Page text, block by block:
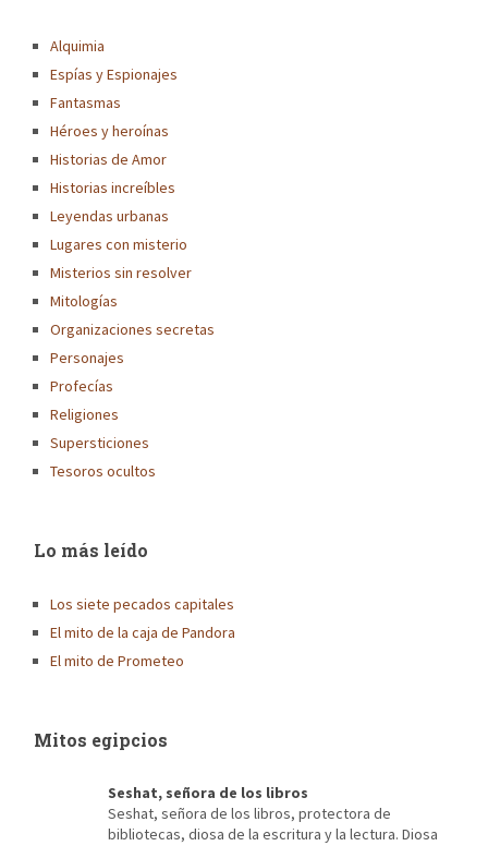
Alquimia
Espías y Espionajes
Fantasmas
Héroes y heroínas
Historias de Amor
Historias increíbles
Leyendas urbanas
Lugares con misterio
Misterios sin resolver
Mitologías
Organizaciones secretas
Personajes
Profecías
Religiones
Supersticiones
Tesoros ocultos
Lo más leído
Los siete pecados capitales
El mito de la caja de Pandora
El mito de Prometeo
Mitos egipcios
Seshat, señora de los libros
Seshat, señora de los libros, protectora de
bibliotecas, diosa de la escritura y la lectura. Diosa